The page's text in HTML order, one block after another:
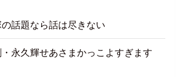
話題なら話は尽きない
永久輝せあさまかっこよすぎます